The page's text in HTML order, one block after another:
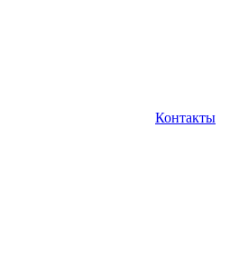
Контакты